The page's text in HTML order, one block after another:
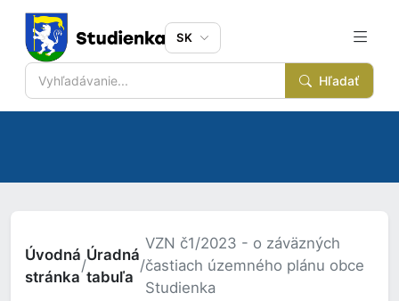
Hľadať
SK
Úvodná
stránka
/
Úradná
tabuľa
/
VZN č1/2023 - o záväzných
častiach územného plánu obce
Studienka